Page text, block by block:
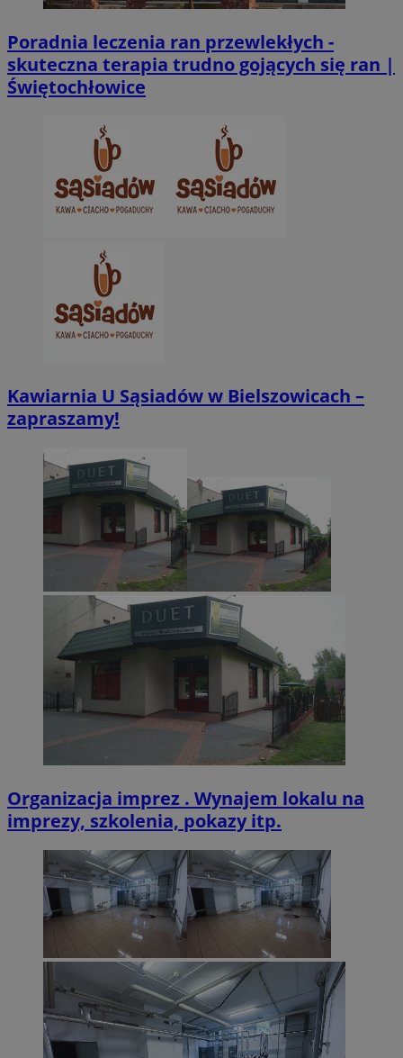
Poradnia leczenia ran przewlekłych -
skuteczna terapia trudno gojących się ran |
Świętochłowice
Kawiarnia U Sąsiadów w Bielszowicach –
zapraszamy!
Organizacja imprez . Wynajem lokalu na
imprezy, szkolenia, pokazy itp.